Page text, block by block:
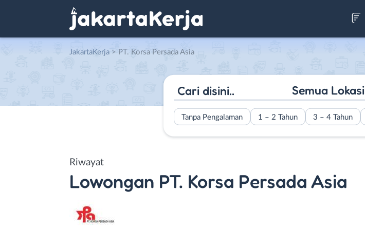
JakartaKerja > PT. Korsa Persada Asia
Semua Lokasi
Tanpa Pengalaman 1 – 2 Tahun 3 – 4 Tahun
Riwayat
Lowongan PT. Korsa Persada Asia